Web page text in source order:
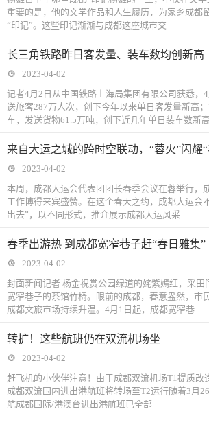
重要的是，他的文学作品和人生履历，为家乡成都
“印记”。这些印记渐渐与成都这座城市交
长三角铁路昨日客发量、装车数均创新高
2023-04-02
记者4月2日从中国铁路上海局集团有限公司获悉，
送旅客287万人次，创下今年以来单日客发量新高
车，发送货物61.5万吨，创下近几年单日装车数新高
来自大运之城的跨时空联动，“蓉火”闪耀“
2023-04-02
本周，成都大运会代表团团长春季会议在蓉举行，
工作博得来宾盛赞。在这个春天之约，成都大运会
出去”，以不同形式，推介展示成都大运风采
春季出游热 到成都宽窄巷子赶“春日雅集”
2023-04-02
封面新闻记者 杨金祝赏公园绿道的姹紫嫣红，采田
宽窄巷子的茶馆竹椅。眼前的成都，春意盎然，市
成都文旅市场持续升温。4月1日起，成都宽窄巷
转扩！这些航班仍在双流机场坐
2023-04-02
赶飞机的小伙伴注意！由于成都双流机场T1提质改
成都双流国内进出港航班将转场至T2运行随着3月
航成都国际/港澳台进出港航班已全部